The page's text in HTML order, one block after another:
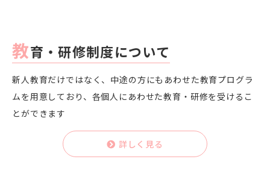
教育・研修制度について
新人教育だけではなく、中途の方にもあわせた教育プログラ
ムを用意しており、各個人にあわせた教育・研修を受けるこ
とができます
詳しく見る